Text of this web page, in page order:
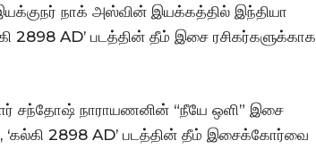
நாக் அஸ்வின் இயக்கத்தில் இந்தியா
2898 AD’ படத்தின் தீம் இசை ரசிகர்களுக்காக
சந்தோஷ் நாராயணனின் “நீயே ஒளி” இசை
‘கல்கி 2898 AD’ படத்தின் தீம் இசைக்கோர்வை